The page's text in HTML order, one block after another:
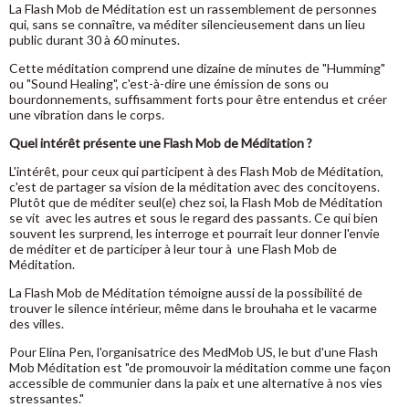
La Flash Mob de Méditation est un rassemblement de personnes
qui, sans se connaître, va méditer silencieusement dans un lieu
public durant 30 à 60 minutes.
Cette méditation comprend une dizaine de minutes de "Humming"
ou "Sound Healing", c'est-à-dire une émission de sons ou
bourdonnements, suffisamment forts pour être entendus et créer
une vibration dans le corps.
Quel intérêt présente une Flash Mob de Méditation ?
L'intérêt, pour ceux qui participent à des Flash Mob de Méditation,
c'est de partager sa vision de la méditation avec des concitoyens.
Plutôt que de méditer seul(e) chez soi, la Flash Mob de Méditation
se vit avec les autres et sous le regard des passants. Ce qui bien
souvent les surprend, les interroge et pourrait leur donner l'envie
de méditer et de participer à leur tour à une Flash Mob de
Méditation.
La Flash Mob de Méditation témoigne aussi de la possibilité de
trouver le silence intérieur, même dans le brouhaha et le vacarme
des villes.
Pour Elina Pen, l'organisatrice des MedMob US, le but d'une Flash
Mob Méditation est "de promouvoir la méditation comme une façon
accessible de communier dans la paix et une alternative à nos vies
stressantes."